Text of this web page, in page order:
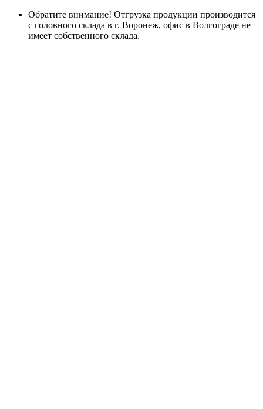
Обратите внимание! Отгрузка продукции производится
с головного склада в г. Воронеж, офис в Волгограде не
имеет собственного склада.